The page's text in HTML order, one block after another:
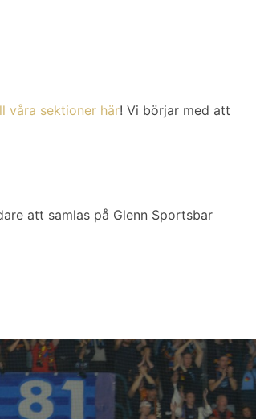
våra sektioner här! Vi börjar med att
att samlas på Glenn Sportsbar